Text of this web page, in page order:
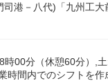
司港－八代)「九州工
時00分（休憩60分）,
時間内でのシフトを作